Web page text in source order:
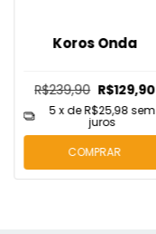
Koros Onda
R$239,90 R$129,90
5x deR$25,98 sem
juros
COMPRAR